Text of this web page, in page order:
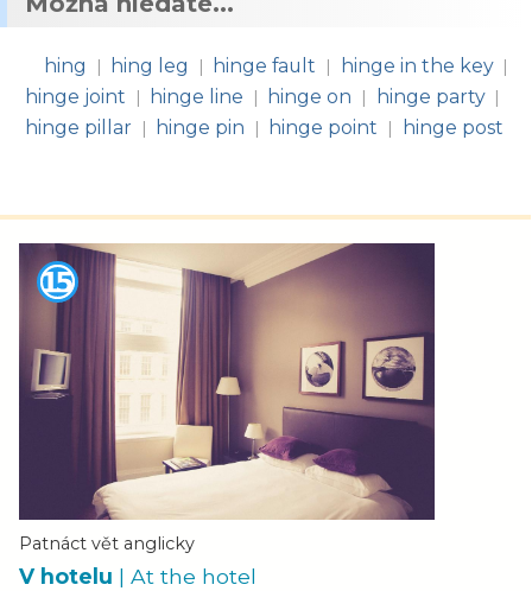
hing | hing leg | hinge fault | hinge in the key |
hinge joint | hinge line | hinge on | hinge party |
hinge pillar | hinge pin | hinge point | hinge post
Patnáct vět anglicky
V hotelu | At the hotel